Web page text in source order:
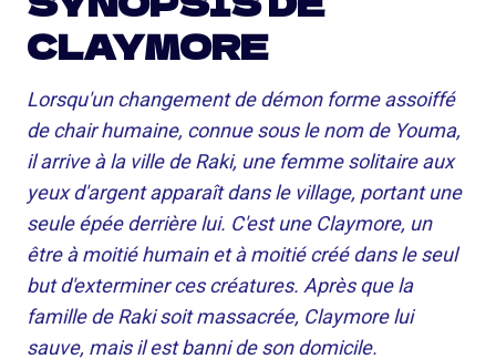
CLAYMORE
Lorsqu'un changement de démon forme assoiffé
de chair humaine, connue sous le nom de Youma,
il arrive à la ville de Raki, une femme solitaire aux
yeux d'argent apparaît dans le village, portant une
seule épée derrière lui. C'est une Claymore, un
être à moitié humain et à moitié créé dans le seul
but d'exterminer ces créatures. Après que la
famille de Raki soit massacrée, Claymore lui
sauve, mais il est banni de son domicile.